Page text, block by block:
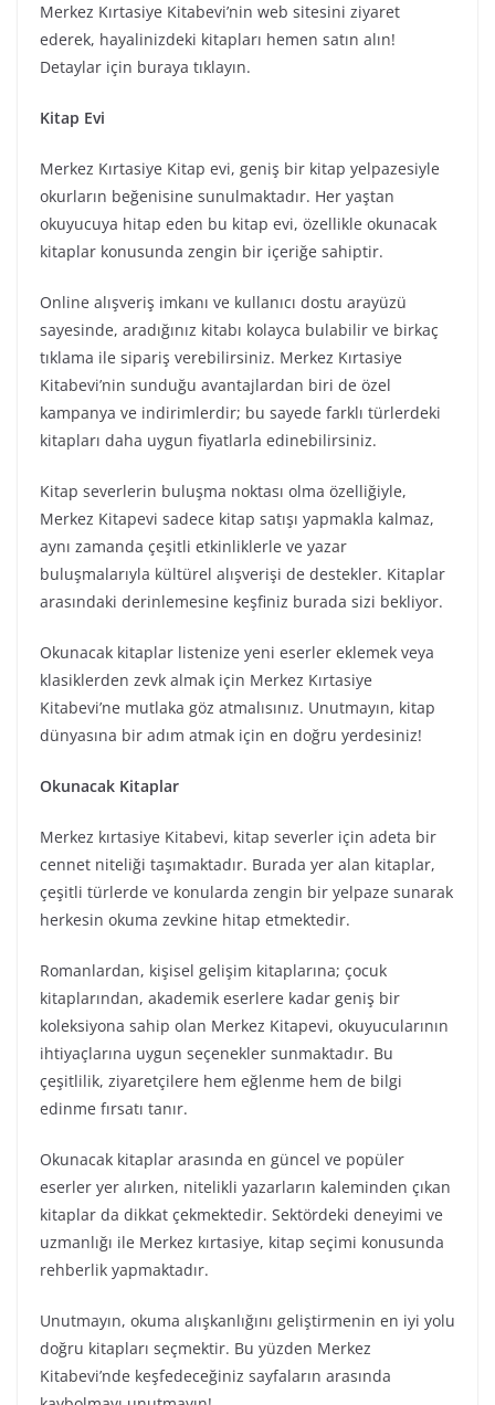
Merkez Kırtasiye Kitabevi’nin web sitesini ziyaret
ederek, hayalinizdeki kitapları hemen satın alın!
Detaylar için buraya tıklayın.
Kitap Evi
Merkez Kırtasiye Kitap evi, geniş bir kitap yelpazesiyle
okurların beğenisine sunulmaktadır. Her yaştan
okuyucuya hitap eden bu kitap evi, özellikle okunacak
kitaplar konusunda zengin bir içeriğe sahiptir.
Online alışveriş imkanı ve kullanıcı dostu arayüzü
sayesinde, aradığınız kitabı kolayca bulabilir ve birkaç
tıklama ile sipariş verebilirsiniz. Merkez Kırtasiye
Kitabevi’nin sunduğu avantajlardan biri de özel
kampanya ve indirimlerdir; bu sayede farklı türlerdeki
kitapları daha uygun fiyatlarla edinebilirsiniz.
Kitap severlerin buluşma noktası olma özelliğiyle,
Merkez Kitapevi sadece kitap satışı yapmakla kalmaz,
aynı zamanda çeşitli etkinliklerle ve yazar
buluşmalarıyla kültürel alışverişi de destekler. Kitaplar
arasındaki derinlemesine keşfiniz burada sizi bekliyor.
Okunacak kitaplar listenize yeni eserler eklemek veya
klasiklerden zevk almak için Merkez Kırtasiye
Kitabevi’ne mutlaka göz atmalısınız. Unutmayın, kitap
dünyasına bir adım atmak için en doğru yerdesiniz!
Okunacak Kitaplar
Merkez kırtasiye Kitabevi, kitap severler için adeta bir
cennet niteliği taşımaktadır. Burada yer alan kitaplar,
çeşitli türlerde ve konularda zengin bir yelpaze sunarak
herkesin okuma zevkine hitap etmektedir.
Romanlardan, kişisel gelişim kitaplarına; çocuk
kitaplarından, akademik eserlere kadar geniş bir
koleksiyona sahip olan Merkez Kitapevi, okuyucularının
ihtiyaçlarına uygun seçenekler sunmaktadır. Bu
çeşitlilik, ziyaretçilere hem eğlenme hem de bilgi
edinme fırsatı tanır.
Okunacak kitaplar arasında en güncel ve popüler
eserler yer alırken, nitelikli yazarların kaleminden çıkan
kitaplar da dikkat çekmektedir. Sektördeki deneyimi ve
uzmanlığı ile Merkez kırtasiye, kitap seçimi konusunda
rehberlik yapmaktadır.
Unutmayın, okuma alışkanlığını geliştirmenin en iyi yolu
doğru kitapları seçmektir. Bu yüzden Merkez
Kitabevi’nde keşfedeceğiniz sayfaların arasında